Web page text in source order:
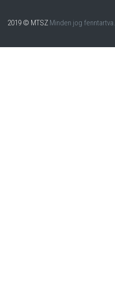
2019 © MTSZ Minden jog fenntartva.